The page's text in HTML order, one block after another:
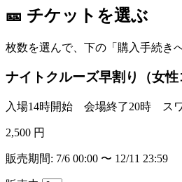
🎫 チケットを選ぶ
枚数を選んで、下の「購入手続き
ナイトクルーズ早割り（女
入場14時開始 会場終了20時 ス
2,500 円
販売期間: 7/6 00:00 〜 12/11 23:59